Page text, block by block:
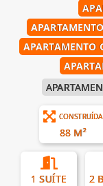
APARTAMENTO
CONSTRUÍDA
88 M²
1 SUÍTE 2